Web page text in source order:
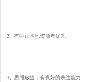
2、有中山本地资源者优先
3、思维敏捷，有良好的表达能力